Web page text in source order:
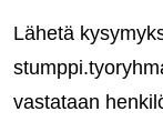
Lähetä
vastataan